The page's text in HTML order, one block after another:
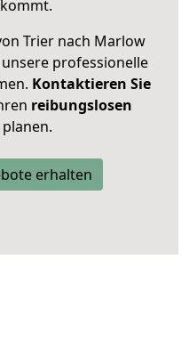
Trier nach Marlow
professionelle
Kontaktieren Sie
reibungslosen
erhalten